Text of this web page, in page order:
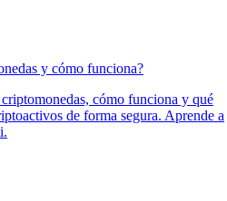
y cómo funciona?
cómo funciona y qué
de forma segura. Aprende a